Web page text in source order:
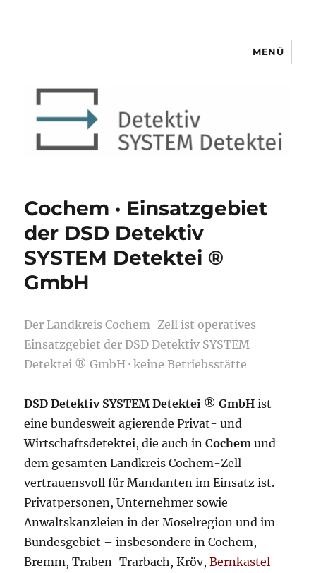
Detektiv SYSTEM Detektei ®
MENÜ
Cochem · Einsatzgebiet
der DSD Detektiv
SYSTEM Detektei ®
GmbH
Der Landkreis Cochem-Zell ist operatives
Einsatzgebiet der DSD Detektiv SYSTEM
Detektei ® GmbH · keine Betriebsstätte
DSD Detektiv SYSTEM Detektei ®GmbH ist
eine bundesweit agierende Privat- und
Wirtschaftsdetektei, die auch inCochem und
dem gesamten Landkreis Cochem-Zell
vertrauensvoll für Mandanten im Einsatz ist.
Privatpersonen, Unternehmer sowie
Anwaltskanzleien in der Moselregion und im
Bundesgebiet – insbesondere in Cochem,
Bremm, Traben-Trarbach, Kröv,Bernkastel-